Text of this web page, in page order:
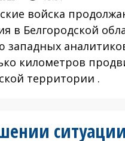
войска
в Белгородской
западных
километров
территории .